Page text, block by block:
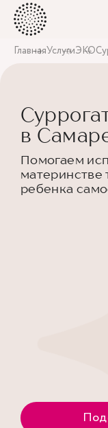
ГлавнаяУслугиЭКО
в
Помогаем
материнстве
ребенка